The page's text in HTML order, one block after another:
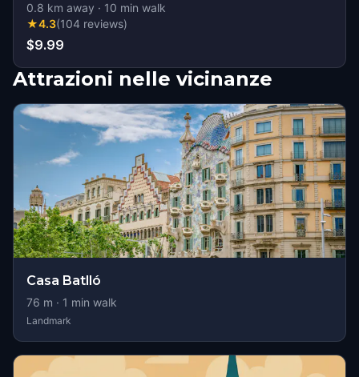
0.8 km away · 10 min walk
★4.3(104 reviews)
$9.99
Attrazioni nelle vicinanze
Casa Batlló
76 m · 1 min walk
Landmark